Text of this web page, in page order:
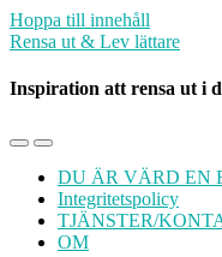
Hoppa till innehåll
Rensa ut & Lev lättare
Inspiration att rensa ut i
Slå
mobilmenyn
Slå
på/av
sökfältet
DU ÄR VÄRD EN
Integritetspolicy
TJÄNSTER/
OM